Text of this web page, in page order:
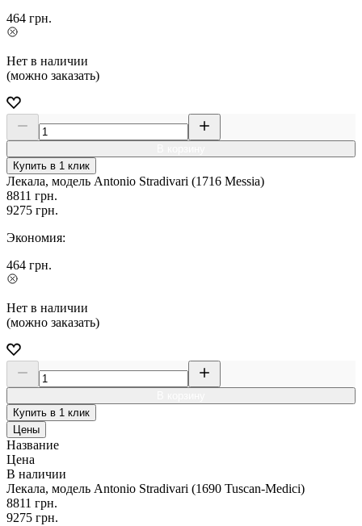
464 грн.
Нет в наличии
(можно заказать)
Купить в 1 клик
Лекала, модель Antonio Stradivari (1716 Messia)
8811 грн.
9275 грн.
Экономия:
464 грн.
Нет в наличии
(можно заказать)
Купить в 1 клик
Цены
Название
Цена
В наличии
Лекала, модель Antonio Stradivari (1690 Tuscan-Medici)
8811 грн.
9275 грн.